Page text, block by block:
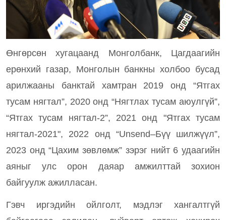
Өнгөрсөн хугацаанд Монголбанк, Цагдаагийн
ерөнхий газар, Монголын банкны холбоо бусад
арилжааны банктай хамтран 2019 онд “Ятгах
тусам нягтал”, 2020 онд “Нягтлах тусам аюулгүй”,
“Ятгах тусам нягтал-2”, 2021 онд "Ятгах тусам
нягтал-2021", 2022 онд “Unsend–Бүү шилжүүл”,
2023 онд “Цахим зөвлөмж” зэрэг нийт 6 удаагийн
аяныг улс орон даяар амжилттай зохион
байгуулж ажилласан.
Гэвч иргэдийн ойлголт, мэдлэг хангалтгүй